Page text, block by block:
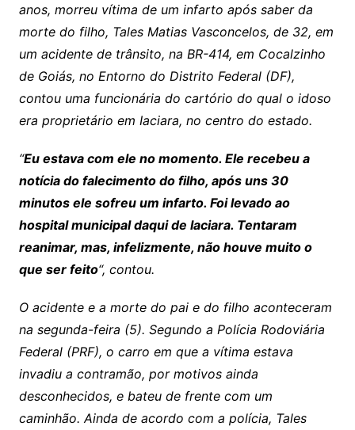
anos, morreu vítima de um infarto após saber da
morte do filho, Tales Matias Vasconcelos, de 32, em
um acidente de trânsito, na BR-414, em Cocalzinho
de Goiás, no Entorno do Distrito Federal (DF),
contou uma funcionária do cartório do qual o idoso
era proprietário em Iaciara, no centro do estado.
“Eu estava com ele no momento. Ele recebeu a
notícia do falecimento do filho, após uns 30
minutos ele sofreu um infarto. Foi levado ao
hospital municipal daqui de Iaciara. Tentaram
reanimar, mas, infelizmente, não houve muito o
que ser feito“, contou.
O acidente e a morte do pai e do filho aconteceram
na segunda-feira (5). Segundo a Polícia Rodoviária
Federal (PRF), o carro em que a vítima estava
invadiu a contramão, por motivos ainda
desconhecidos, e bateu de frente com um
caminhão. Ainda de acordo com a polícia, Tales